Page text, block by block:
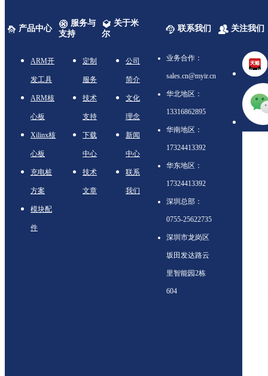
产品中心
服务与
支持
关于米
尔
联系我们 关注我们
ARM开
发工具
ARM核
心板
Xilinx核
心板
充电桩
方案
模块配
件
定制
服务
技术
支持
下载
中心
技术
文章
公司
简介
文化
理念
新闻
中心
联系
我们
业务合作：
sales.cn@myir.cn
华北地区：
13316862895
华南地区：
17324413392
华东地区：
17324413392
深圳总部：
0755-25622735
深圳市龙岗区
坂田发达路云
里智能园2栋
604